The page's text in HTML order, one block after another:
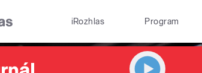
iRozhlas Program